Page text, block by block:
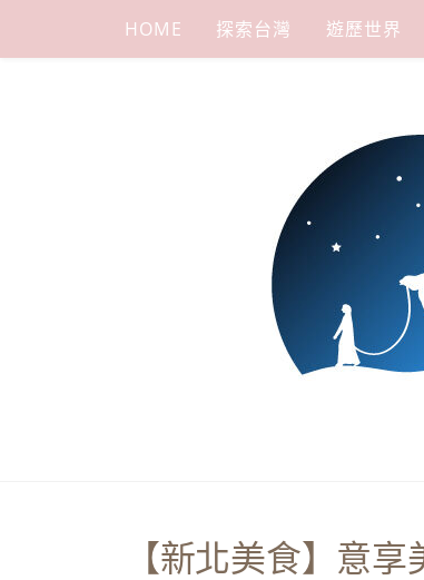
HOME 探索台灣 遊歷世界
【新北美食】意